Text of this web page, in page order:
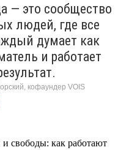
— это сообщество
людей, где все
думает как
и работает
кофаундер VOIS